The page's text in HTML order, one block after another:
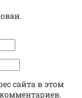
сайта в этом